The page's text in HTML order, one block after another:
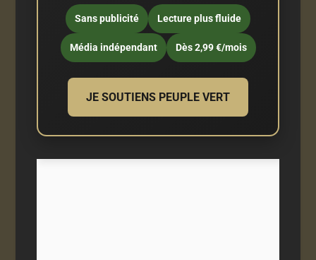
Sans publicité Lecture plus fluide
Média indépendant Dès 2,99 €/mois
JE SOUTIENS PEUPLE VERT